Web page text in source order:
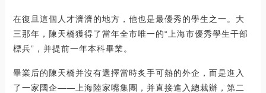
在復旦這個人才濟濟的地方，他也是最優秀的學生之一。大
三那年，陳天橋獲得了當年全市唯一的“上海市優秀學生干部
標兵”，并提前一年本科畢業。
畢業后的陳天橋并沒有選擇當時炙手可熱的外企，而是進入
了一家國企——上海陸家嘴集團，并直接進入總裁辦，第二